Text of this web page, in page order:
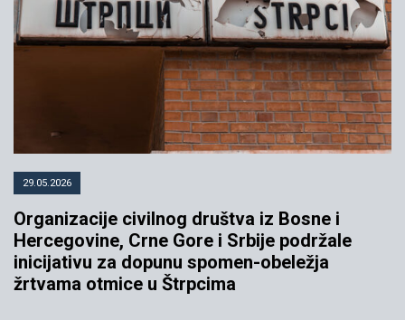
29.05.2026
Organizacije civilnog društva iz Bosne i
Hercegovine, Crne Gore i Srbije podržale
inicijativu za dopunu spomen-obeležja
žrtvama otmice u Štrpcima